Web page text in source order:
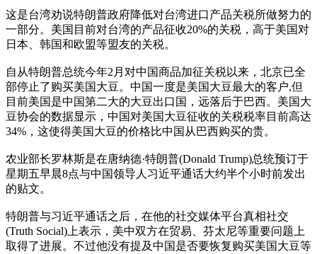
这是台湾劝说特朗普政府降低对台湾进口产品关税所做努力的
一部分。美国目前对台湾的产品征收20%的关税，高于美国对
日本、韩国和欧盟等盟友的关税。
自从特朗普总统今年2月对中国商品加征关税以来，北京已全
部停止了购买美国大豆。中国一度是美国大豆最大的客户,但
目前美国是中国第二大的大豆出口国，远落后于巴西。美国大
豆协会的数据显示，中国对美国大豆征收的关税税率目前高达
34%，这使得美国大豆的价格比中国从巴西购买的贵。
农业部长罗林斯是在唐纳德·特朗普(Donald Trump)总统预订于
星期五早晨8点与中国领导人习近平通话大约半个小时前发出
的贴文。
特朗普与习近平通话之后，在他的社交媒体平台真相社交
(Truth Social)上表示，美中双方在贸易、芬太尼等重要问题上
取得了进展。不过他没有提及中国是否要恢复购买美国大豆等